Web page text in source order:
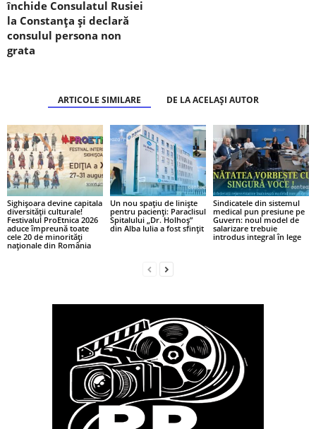
închide Consulatul Rusiei
la Constanța și declară
consulul persona non
grata
ARTICOLE SIMILARE DE LA ACELAȘI AUTOR
Sighișoara devine capitala
diversității culturale!
Festivalul ProEtnica 2026
aduce împreună toate
cele 20 de minorități
naționale din România
Un nou spațiu de liniște
pentru pacienți: Paraclisul
Spitalului „Dr. Holhoș”
din Alba Iulia a fost sfințit
Sindicatele din sistemul
medical pun presiune pe
Guvern: noul model de
salarizare trebuie
introdus integral în lege